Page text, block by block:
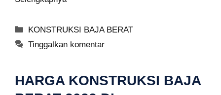
Kategori
KONSTRUKSI BAJA BERAT
Tinggalkan komentar
HARGA KONSTRUKSI BAJA